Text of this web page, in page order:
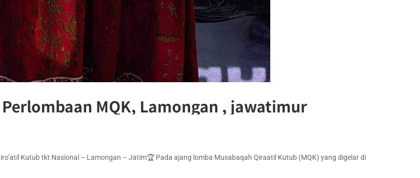
MQK, Lamongan , jawatimur
Kutub tkt Nasional – Lamongan – Jatim🏆 Pada ajang lomba Musabaqah Qiraatil Kutub (MQK) yang digelar di